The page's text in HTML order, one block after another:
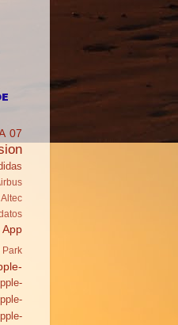
07
Altec
App
Park